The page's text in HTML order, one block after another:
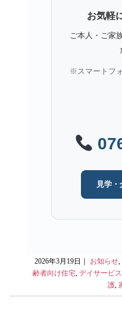
お気軽
ご本人・ご家
※スマートフ
見学
2026年3月19日｜ お知らせ,
齢者向け住宅, デイサービス
護,